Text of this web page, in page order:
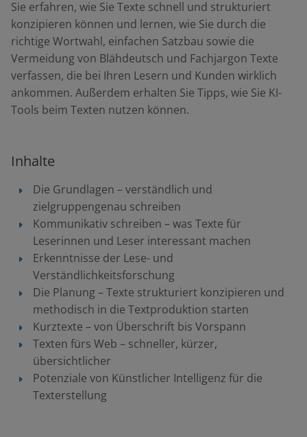
Sie erfahren, wie Sie Texte schnell und strukturiert
konzipieren können und lernen, wie Sie durch die
richtige Wortwahl, einfachen Satzbau sowie die
Vermeidung von Blähdeutsch und Fachjargon Texte
verfassen, die bei Ihren Lesern und Kunden wirklich
ankommen. Außerdem erhalten Sie Tipps, wie Sie KI-
Tools beim Texten nutzen können.
Inhalte
Die Grundlagen – verständlich und
zielgruppengenau schreiben
Kommunikativ schreiben – was Texte für
Leserinnen und Leser interessant machen
Erkenntnisse der Lese- und
Verständlichkeitsforschung
Die Planung – Texte strukturiert konzipieren und
methodisch in die Textproduktion starten
Kurztexte – von Überschrift bis Vorspann
Texten fürs Web – schneller, kürzer,
übersichtlicher
Potenziale von Künstlicher Intelligenz für die
Texterstellung